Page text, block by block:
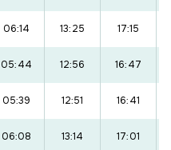
06:14 13:25 17:15
05:44 12:56 16:47
05:39 12:51 16:41
06:08 13:14 17:01